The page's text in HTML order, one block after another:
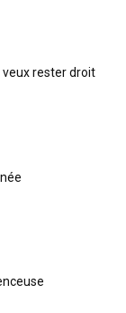
veux rester droit